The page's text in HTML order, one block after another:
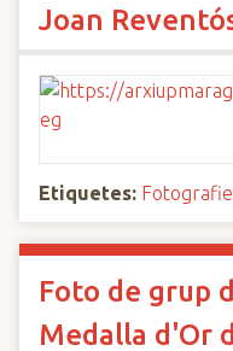
Joan
Etiquetes:
Foto de grup
Medalla d'Or